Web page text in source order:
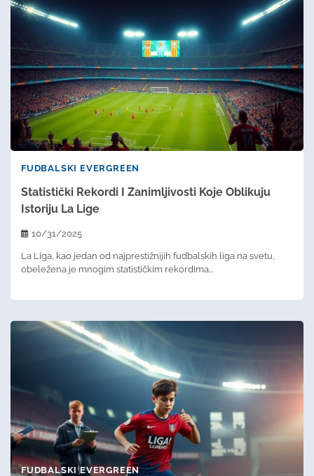
FUDBALSKI EVERGREEN
Statistički Rekordi I Zanimljivosti Koje Oblikuju
Istoriju La Lige
10/31/2025
La Liga, kao jedan od najprestižnijih fudbalskih liga na svetu,
obeležena je mnogim statističkim rekordima…
FUDBALSKI EVERGREEN